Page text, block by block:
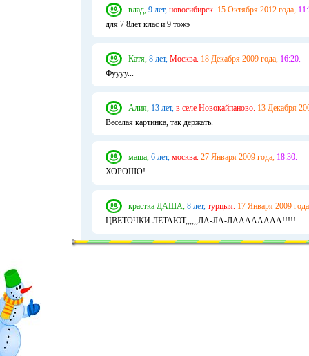
влад, 9 лет, новосибирск. 15 Октября 2012 года,
для 7 8лет клас и 9 тожэ
Катя, 8 лет, Москва. 18 Декабря 2009 года, 16:20.
Фуууу...
Алия, 13 лет, в селе Новокайпаново. 13 Декабря
Веселая картинка, так держать.
маша, 6 лет, москва. 27 Января 2009 года, 18:30.
ХОРОШО!.
крастка ДАША, 8 лет, турцыя. 17 Января 2009
ЦВЕТОЧКИ ЛЕТАЮТ,,,,,,ЛА-ЛА-ЛАААААААА!!!!!